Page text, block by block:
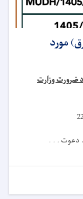
مورد
ضرورت وزارت
دعوت . . .